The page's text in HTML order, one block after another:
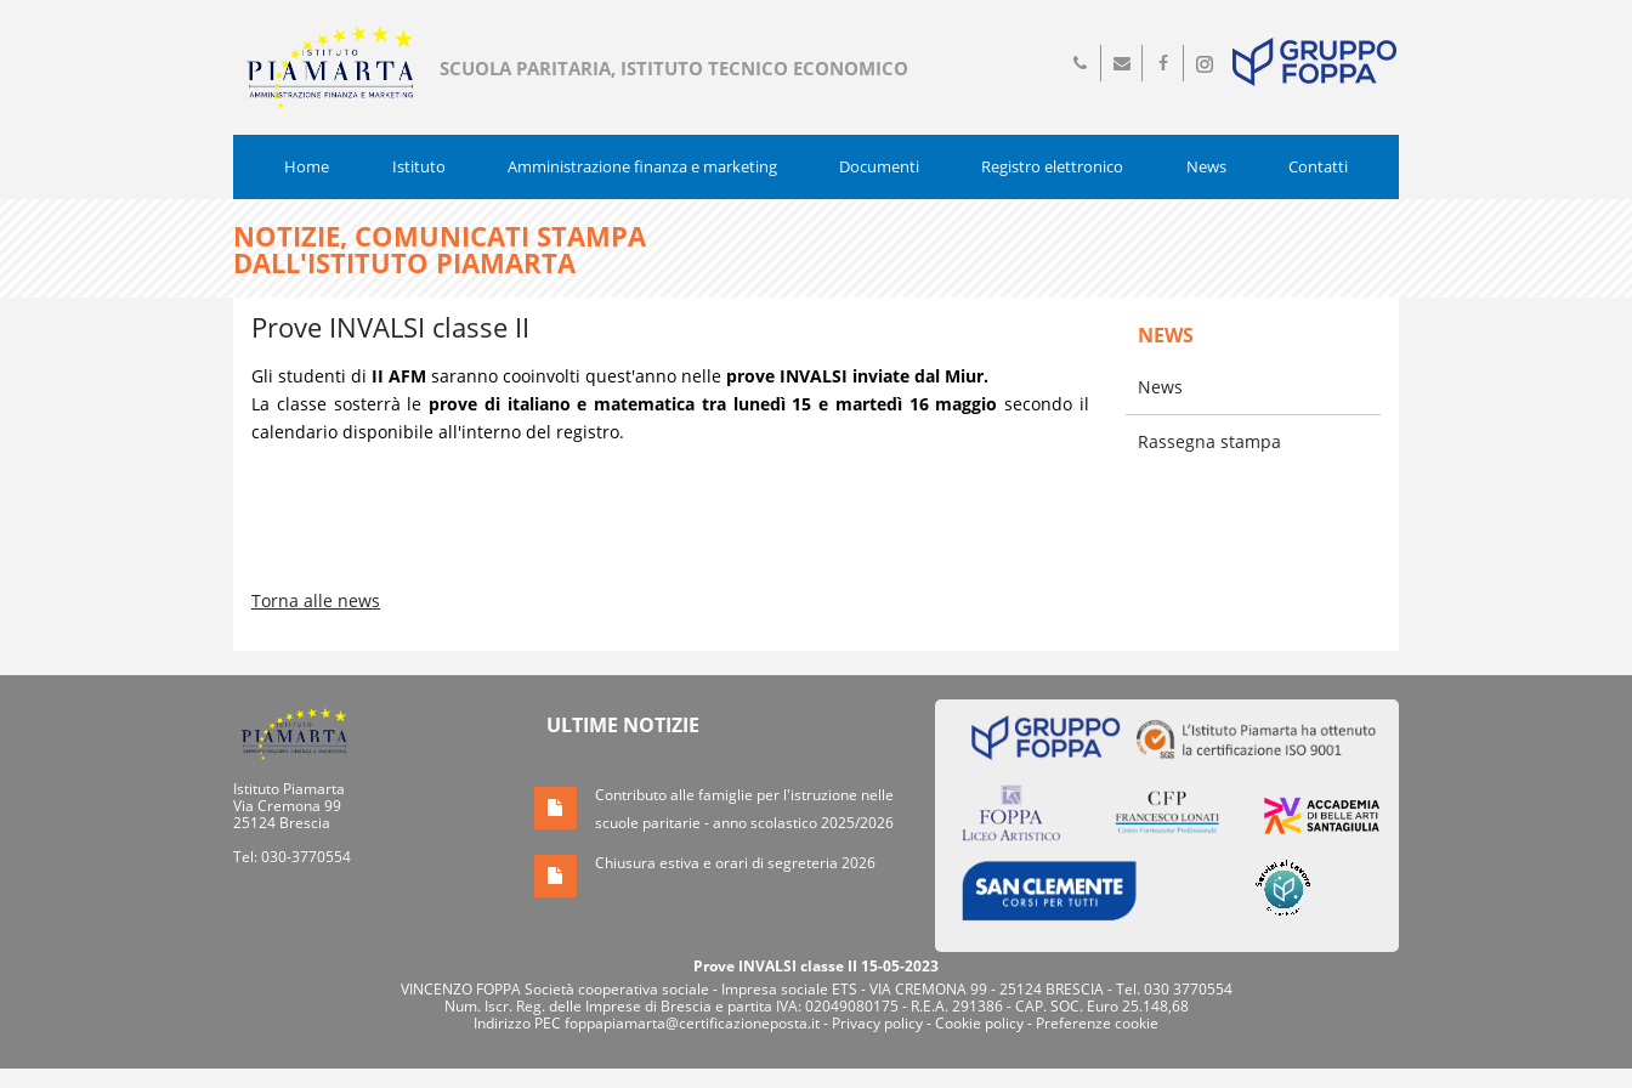
SCUOLA PARITARIA, ISTITUTO TECNICO ECONOMICO
info@istitutopiamarta.it
Seguici
Home Istituto Amministrazione finanza e marketing Documenti Registro elettronico News Contatti
NOTIZIE, COMUNICATI STAMPA
DALL'ISTITUTO PIAMARTA
Prove INVALSI classe II
Gli studenti di II AFM saranno cooinvolti quest'anno nelle prove INVALSI inviate dal Miur.
La classe sosterrà le prove di italiano e matematica tra lunedì 15 e martedì 16 maggio secondo il
calendario disponibile all'interno del registro.
Torna alle news
NEWS
News
Rassegna stampa
Istituto Piamarta
Via Cremona 99
25124 Brescia
Tel: 030-3770554
ULTIME NOTIZIE
Contributo alle famiglie per l'istruzione nelle
scuole paritarie - anno scolastico 2025/2026
Chiusura estiva e orari di segreteria 2026
Prove INVALSI classe II 15-05-2023
VINCENZO FOPPA Società cooperativa sociale - Impresa sociale ETS - VIA CREMONA 99 - 25124 BRESCIA - Tel. 030 3770554
Num. Iscr. Reg. delle Imprese di Brescia e partita IVA: 02049080175 - R.E.A. 291386 - CAP. SOC. Euro 25.148,68
Indirizzo PEC foppapiamarta@certificazioneposta.it- Privacy policy-Cookie policy- Preferenze cookie